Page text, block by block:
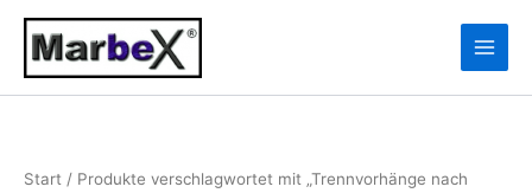
Zum
Inhalt
springen
Start / Produkte verschlagwortet mit „Trennvorhänge nach